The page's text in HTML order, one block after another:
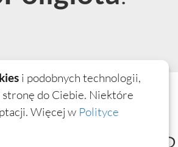
i podobnych technologii,
stronę do Ciebie. Niektóre
Więcej w Polityce